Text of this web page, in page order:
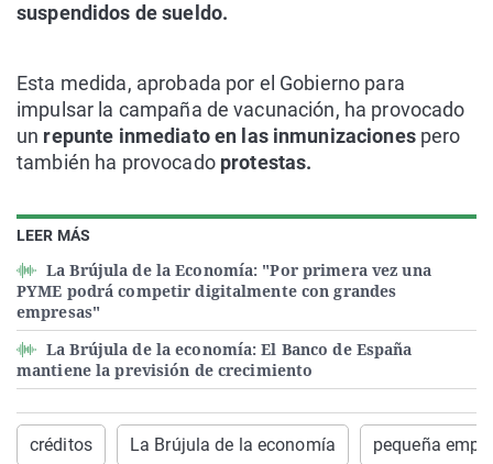
LEER MÁS
La Brújula de la Economía: "Por primera vez una
PYME podrá competir digitalmente con grandes
empresas"
La Brújula de la economía: El Banco de España
mantiene la previsión de crecimiento
suspendidos de sueldo.
Esta medida, aprobada por el Gobierno para
impulsar la campaña de vacunación, ha provocado
un repunte inmediato en las inmunizacionespero
también ha provocado protestas.
créditos La Brújula de la economía pequeña